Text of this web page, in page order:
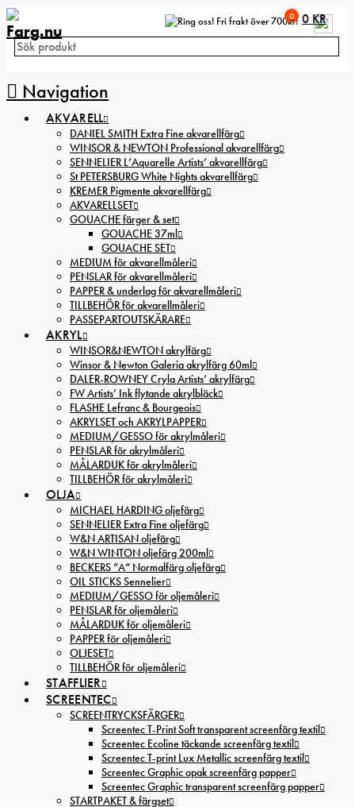
Fri frakt över 700kr!
Navigation
0 0 KR
AKVARELL
DANIEL SMITH Extra Fine akvarellfärg
WINSOR & NEWTON Professional akvarellfärg
SENNELIER L’Aquarelle Artists’ akvarellfärg
St PETERSBURG White Nights akvarellfärg
KREMER Pigmente akvarellfärg
AKVARELLSET
GOUACHE färger & set
GOUACHE 37ml
GOUACHE SET
MEDIUM för akvarellmåleri
PENSLAR för akvarellmåleri
PAPPER & underlag för akvarellmåleri
TILLBEHÖR för akvarellmåleri
PASSEPARTOUTSKÄRARE
AKRYL
WINSOR&NEWTON akrylfärg
Winsor & Newton Galeria akrylfärg 60ml
DALER-ROWNEY Cryla Artists’ akrylfärg
FW Artists’ Ink flytande akrylbläck
FLASHE Lefranc & Bourgeois
AKRYLSET och AKRYLPAPPER
MEDIUM/GESSO för akrylmåleri
PENSLAR för akrylmåleri
MÅLARDUK för akrylmåleri
TILLBEHÖR för akrylmåleri
OLJA
MICHAEL HARDING oljefärg
SENNELIER Extra Fine oljefärg
W&N ARTISAN oljefärg
W&N WINTON oljefärg 200ml
BECKERS ”A” Normalfärg oljefärg
OIL STICKS Sennelier
MEDIUM/GESSO för oljemåleri
PENSLAR för oljemåleri
MÅLARDUK för oljemåleri
PAPPER för oljemåleri
OLJESET
TILLBEHÖR för oljemåleri
STAFFLIER
SCREENTEC
SCREENTRYCKSFÄRGER
Screentec T-Print Soft transparent screenfärg textil
Screentec Ecoline täckande screenfärg textil
Screentec T-print Lux Metallic screenfärg textil
Screentec Graphic opak screenfärg papper
Screentec Graphic transparent screenfärg papper
STARTPAKET & färgset